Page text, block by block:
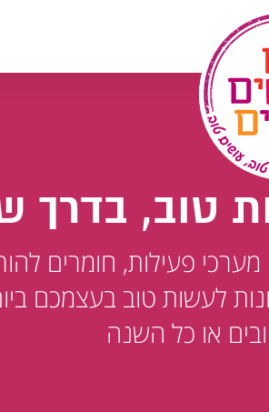
טוב, בדרך
פעילות, חומרים
לעשות טוב בעצמכם
או כל השנה